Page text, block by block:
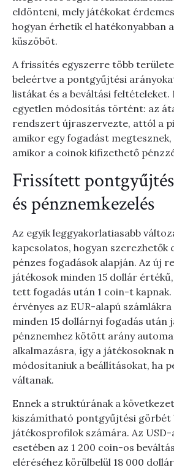
eldönteni, mely játékokat
hogyan érhetik el hatékonyabban
küszöböt.
A frissítés egyszerre több
beleértve a pontgyűjtési
listákat és a beváltási feltételeket.
egyetlen módosítás történt: az
rendszert újraszervezte, attól a
amikor egy fogadást megtesznek,
amikor a coinok kifizethető
Frissített
és pénznemkezelés
Az egyik leggyakorlatiasabb
kapcsolatos, hogyan szerezhetők
pénzes fogadások alapján. Az új
játékosok minden 15 dollár
tett fogadás után 1 coin-t kapnak.
érvényes az EUR-alapú
minden 15 dollárnyi fogadás után
pénznemhez kötött arány
alkalmazásra, így a játékosoknak
módosítaniuk a beállításokat, ha
váltanak.
Ennek a struktúrának a
kiszámítható pontgyűjtési görbét
játékosprofilok számára. Az USD-
esetében az 1 200 coin-os
eléréséhez körülbelül 18 000